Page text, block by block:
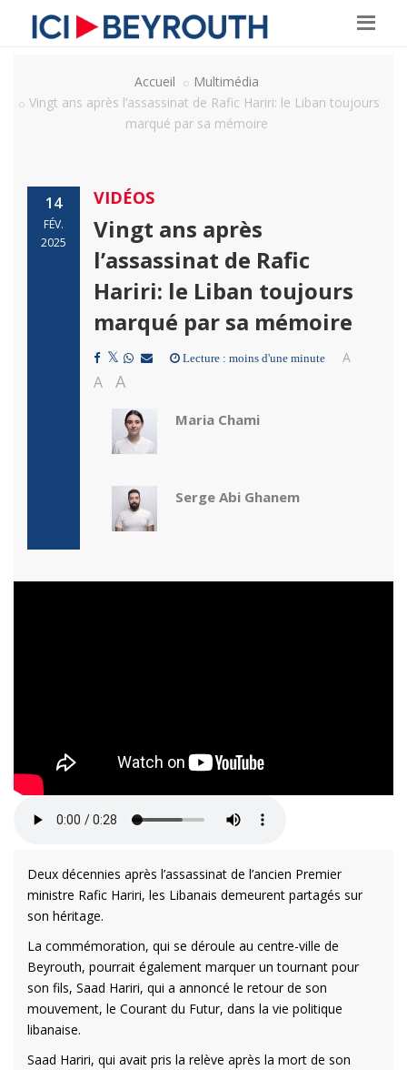
Accueil
Multimédia
Vingt ans après l’assassinat de Rafic Hariri: le Liban toujours
marqué par sa mémoire
14
FÉV.
2025
VIDÉOS
Vingt ans après
l’assassinat de Rafic
Hariri: le Liban toujours
marqué par sa mémoire
Lecture : moins d'une minute A
A A
Maria Chami
Serge Abi Ghanem
Deux décennies après l’assassinat de l’ancien Premier
ministre Rafic Hariri, les Libanais demeurent partagés sur
son héritage.
La commémoration, qui se déroule au centre-ville de
Beyrouth, pourrait également marquer un tournant pour
son fils, Saad Hariri, qui a annoncé le retour de son
mouvement, le Courant du Futur, dans la vie politique
libanaise.
Saad Hariri, qui avait pris la relève après la mort de son